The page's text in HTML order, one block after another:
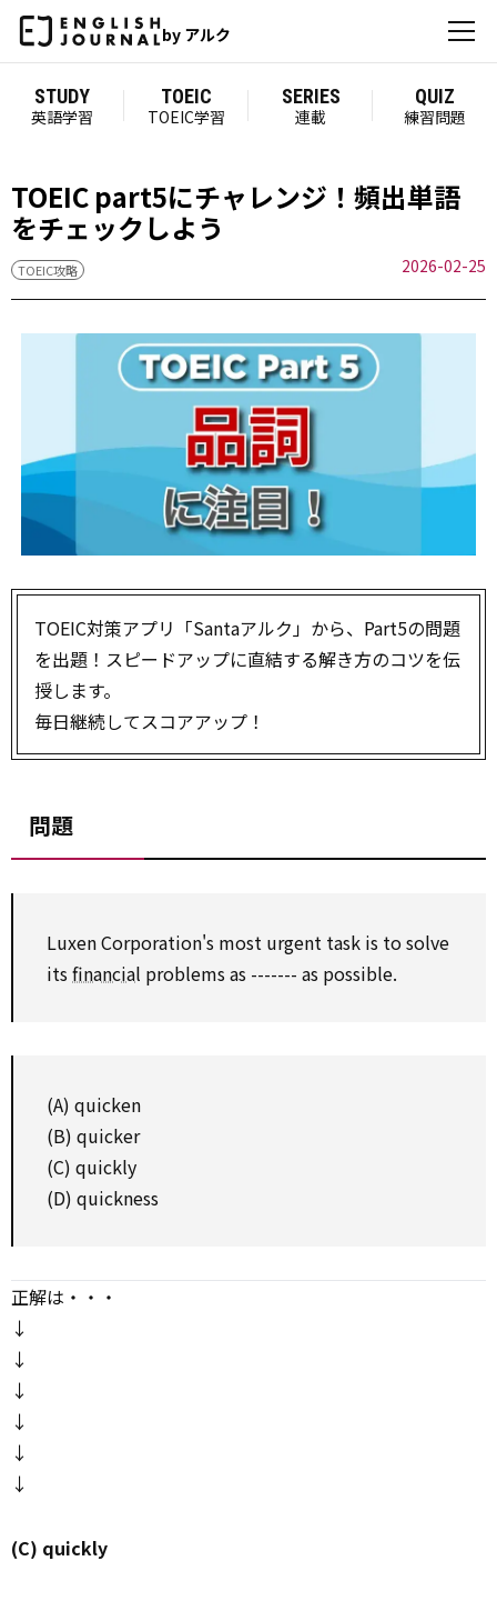
by アルク
STUDY
英語学習
TOEIC
TOEIC学習
SERIES
連載
QUIZ
練習問題
TOEIC part5にチャレンジ！頻出単語
をチェックしよう
TOEIC攻略 2026-02-25
TOEIC対策アプリ「Santaアルク」から、Part5の問題
を出題！スピードアップに直結する解き方のコツを伝
授します。
毎日継続してスコアアップ！
問題
Luxen Corporation's most urgent task is to solve
its financial problems as ------- as possible.
(A) quicken
(B) quicker
(C) quickly
(D) quickness
正解は・・・
↓
↓
↓
↓
↓
↓
(C) quickly